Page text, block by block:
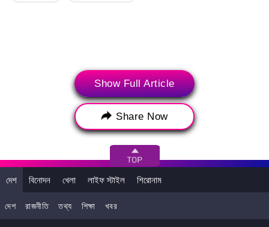
সর্বশেষ সংবাদ ট্রেন্ডিং নিউজ
Show Full Article
Share Now
দেশ বিনোদন খেলা লাইফ স্টাইল শিরোনাম
দেশ রাজনীতি তথ্য শিক্ষা খবর